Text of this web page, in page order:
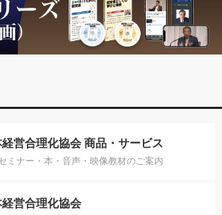
経営合理化協会 商品・サービス
ミナー・本・音声・映像教材のご案内
経営合理化協会